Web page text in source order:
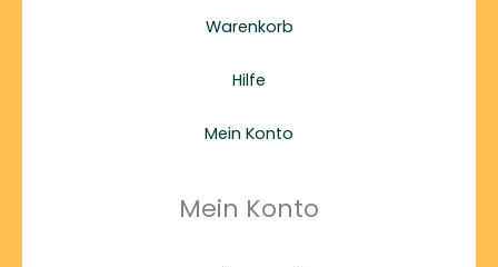
Warenkorb
Hilfe
Mein Konto
Mein Konto